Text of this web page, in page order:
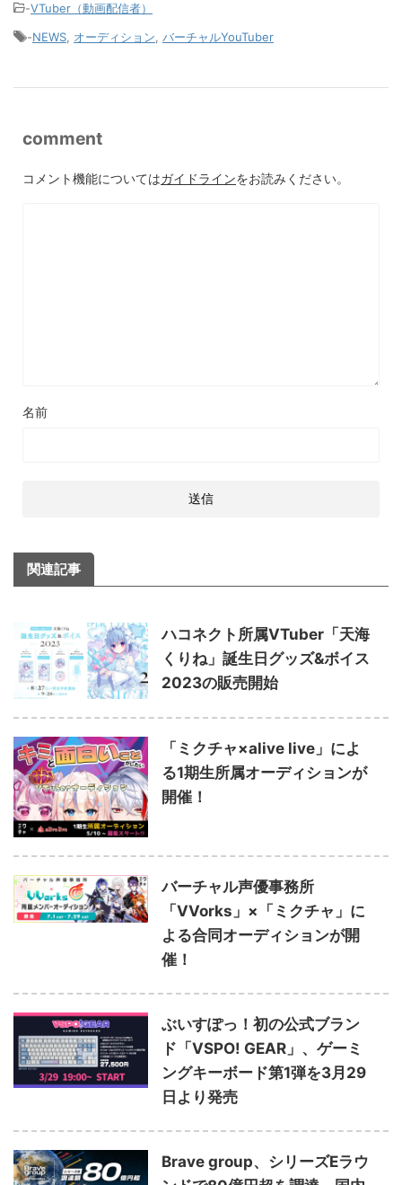
-VTuber（動画配信者）
-NEWS オーディション バーチャルYouTuber
comment
コメント機能についてはガイドラインをお読みください。
名前
関連記事
ハコネクト所属VTuber「天海
くりね」誕生日グッズ&ボイス
2023の販売開始
「ミクチャ×alive live」によ
る1期生所属オーディションが
開催！
バーチャル声優事務所
「VVorks」×「ミクチャ」に
よる合同オーディションが開
催！
ぶいすぽっ！初の公式ブラン
ド「VSPO! GEAR」、ゲーミ
ングキーボード第1弾を3月29
日より発売
Brave group、シリーズEラウ